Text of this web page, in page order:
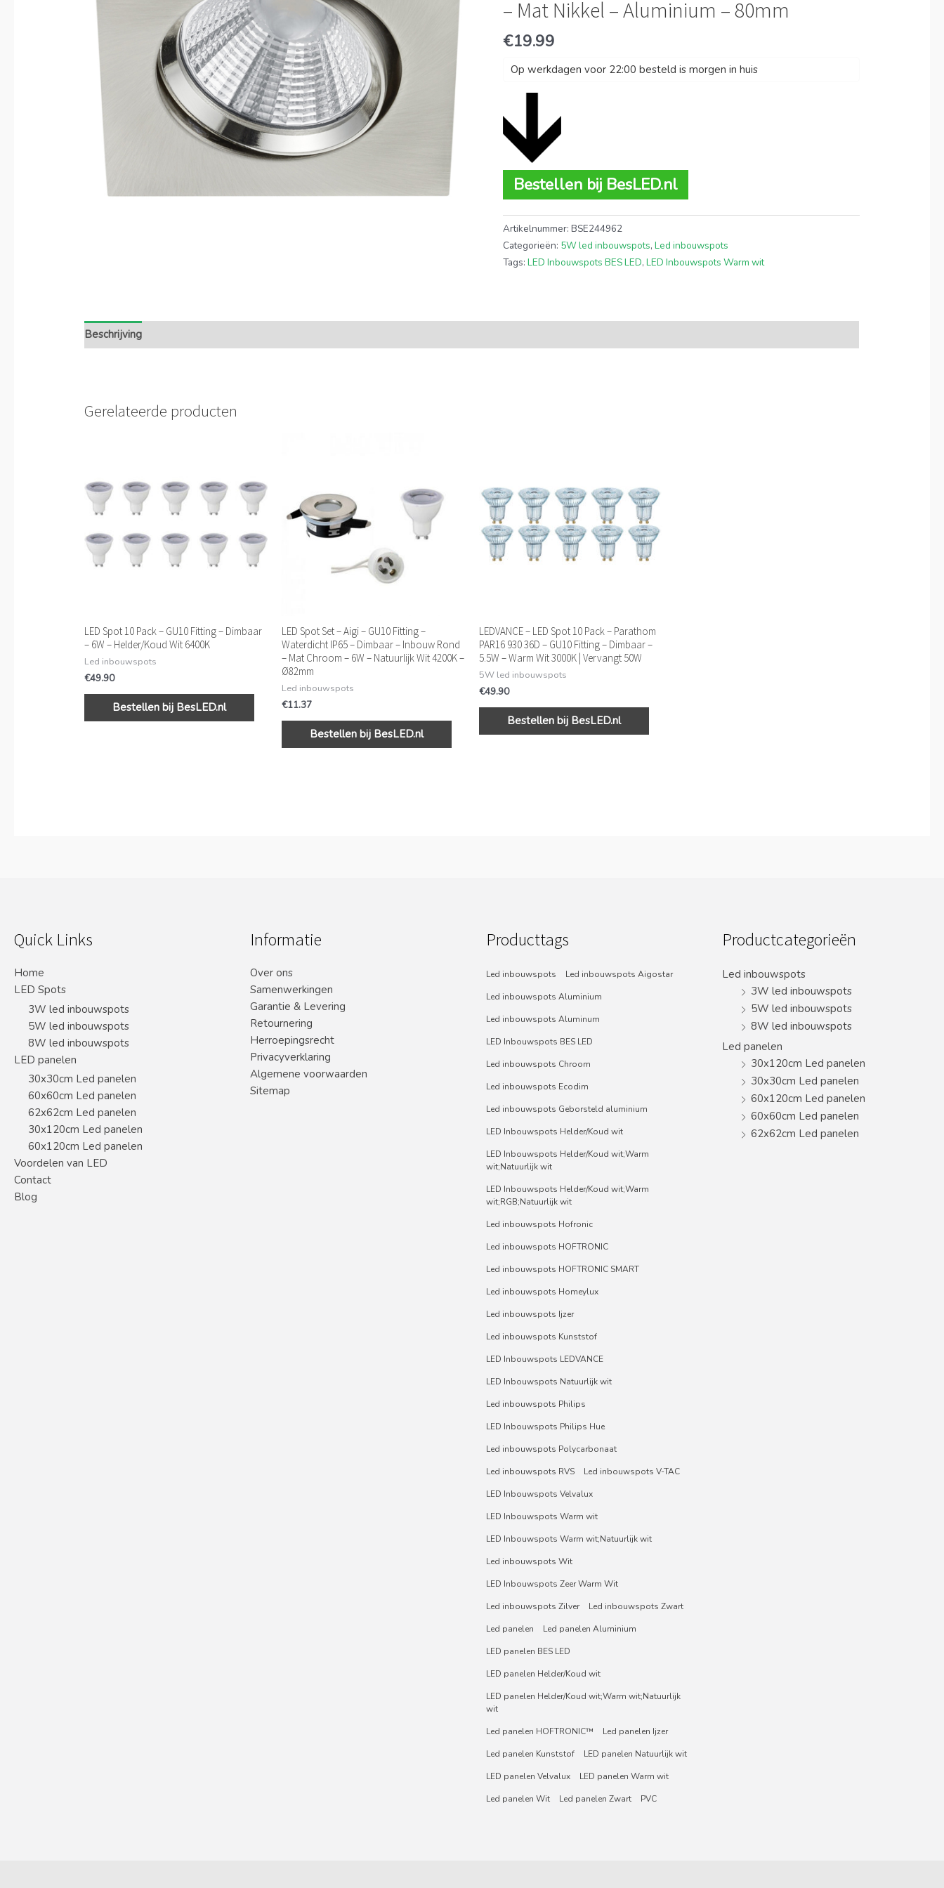
– Mat Nikkel – Aluminium – 80mm
€19.99
Op werkdagen voor 22:00 besteld is morgen in huis
Bestellen bij BesLED.nl
Artikelnummer:BSE244962
Categorieën: 5W led inbouwspots,Led inbouwspots
Tags:LED Inbouwspots BES LED,LED Inbouwspots Warm wit
Beschrijving
Gerelateerde producten
LED Spot 10 Pack – GU10 Fitting – Dimbaar
– 6W – Helder/Koud Wit 6400K
Led inbouwspots
€49.90
Bestellen bij BesLED.nl
LED Spot Set – Aigi – GU10 Fitting –
Waterdicht IP65 – Dimbaar – Inbouw Rond
– Mat Chroom – 6W – Natuurlijk Wit 4200K –
Ø82mm
Led inbouwspots
€11.37
Bestellen bij BesLED.nl
LEDVANCE – LED Spot 10 Pack – Parathom
PAR16 930 36D – GU10 Fitting – Dimbaar –
5.5W – Warm Wit 3000K | Vervangt 50W
5W led inbouwspots
€49.90
Bestellen bij BesLED.nl
Quick Links
Home
LED Spots
3W led inbouwspots
5W led inbouwspots
8W led inbouwspots
LED panelen
30x30cm Led panelen
60x60cm Led panelen
62x62cm Led panelen
30x120cm Led panelen
60x120cm Led panelen
Voordelen van LED
Contact
Blog
Informatie
Over ons
Samenwerkingen
Garantie & Levering
Retournering
Herroepingsrecht
Privacyverklaring
Algemene voorwaarden
Sitemap
Producttags
Led inbouwspots
Led inbouwspots Aigostar
Led inbouwspots Aluminium
Led inbouwspots Aluminum
LED Inbouwspots BES LED
Led inbouwspots Chroom
Led inbouwspots Ecodim
Led inbouwspots Geborsteld aluminium
LED Inbouwspots Helder/Koud wit
LED Inbouwspots Helder/Koud wit;Warm
wit;Natuurlijk wit
LED Inbouwspots Helder/Koud wit;Warm
wit;RGB;Natuurlijk wit
Led inbouwspots Hofronic
Led inbouwspots HOFTRONIC
Led inbouwspots HOFTRONIC SMART
Led inbouwspots Homeylux
Led inbouwspots Ijzer
Led inbouwspots Kunststof
LED Inbouwspots LEDVANCE
LED Inbouwspots Natuurlijk wit
Led inbouwspots Philips
LED Inbouwspots Philips Hue
Led inbouwspots Polycarbonaat
Led inbouwspots RVS
Led inbouwspots V-TAC
LED Inbouwspots Velvalux
LED Inbouwspots Warm wit
LED Inbouwspots Warm wit;Natuurlijk wit
Led inbouwspots Wit
LED Inbouwspots Zeer Warm Wit
Led inbouwspots Zilver
Led inbouwspots Zwart
Led panelen
Led panelen Aluminium
LED panelen BES LED
LED panelen Helder/Koud wit
LED panelen Helder/Koud wit;Warm wit;Natuurlijk
wit
Led panelen HOFTRONIC™
Led panelen Ijzer
Led panelen Kunststof
LED panelen Natuurlijk wit
LED panelen Velvalux
LED panelen Warm wit
Led panelen Wit
Led panelen Zwart PVC
Productcategorieën
Led inbouwspots
3W led inbouwspots
5W led inbouwspots
8W led inbouwspots
Led panelen
30x120cm Led panelen
30x30cm Led panelen
60x120cm Led panelen
60x60cm Led panelen
62x62cm Led panelen